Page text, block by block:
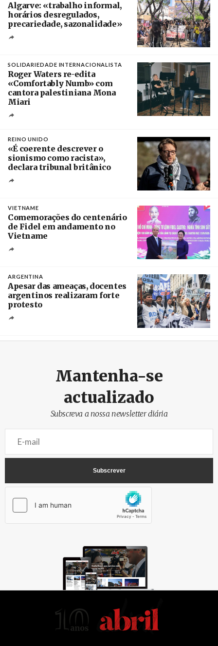
Algarve: «trabalho informal,
horários desregulados,
precariedade, sazonalidade»
SOLIDARIEDADE INTERNACIONALISTA
Roger Waters re-edita
«Comfortably Numb» com
cantora palestiniana Mona
Miari
REINO UNIDO
«É coerente descrever o
sionismo como racista»,
declara tribunal britânico
VIETNAME
Comemorações do centenário
de Fidel em andamento no
Vietname
ARGENTINA
Apesar das ameaças, docentes
argentinos realizaram forte
protesto
Mantenha-se
actualizado
Subscreva a nossa newsletter diária